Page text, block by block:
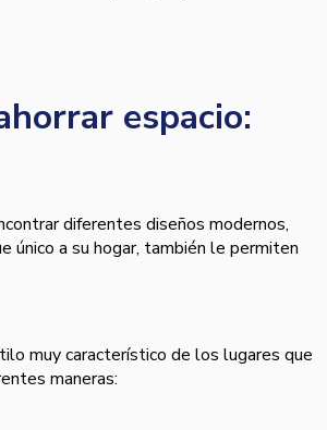
espacio:
diferentes diseños modernos,
único a su hogar, también le permiten
muy característico de los lugares que
maneras: